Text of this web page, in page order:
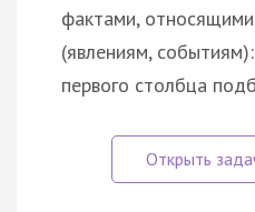
фактами,
(явлениям,
первого столбца